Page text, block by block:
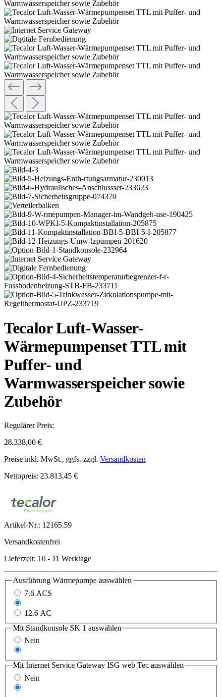
Tecalor Luft-Wasser-
Wärmepumpenset TTL mit
Puffer- und
Warmwasserspeicher sowie
Zubehör
Regulärer Preis:
28.338,00 €
Preise inkl. MwSt., ggfs. zzgl. Versandkosten
Nettopreis: 23.813,45 €
Artikel-Nr.: 12165.59
Versandkostenfrei
Lieferzeit: 10 - 11 Werktage
Ausführung Wärmepumpe auswählen
7.6 ACS
12.6 AC
Mit Standkonsole SK 1 auswählen
Nein
Mit Internet Service Gateway ISG web Tec auswählen
Nein